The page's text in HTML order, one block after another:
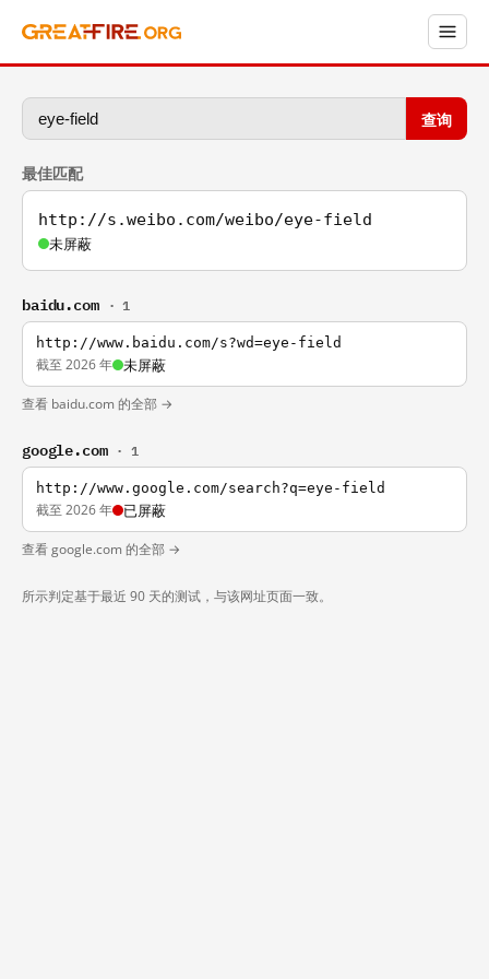
查询
最佳匹配
http://s.weibo.com/weibo/eye-field
未屏蔽
baidu.com · 1
http://www.baidu.com/s?wd=eye-field
截至 2026 年 未屏蔽
查看 baidu.com 的全部 →
google.com · 1
http://www.google.com/search?q=eye-field
截至 2026 年 已屏蔽
查看 google.com 的全部 →
所示判定基于最近 90 天的测试，与该网址页面一致。